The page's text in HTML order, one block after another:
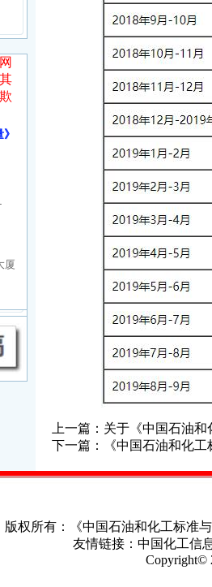
厦
上一篇： 关于《中国石油
下一篇：
《中国石油和化
版权所有：《中国石油和化工标
友情链接： 中国化工信
Copyright©